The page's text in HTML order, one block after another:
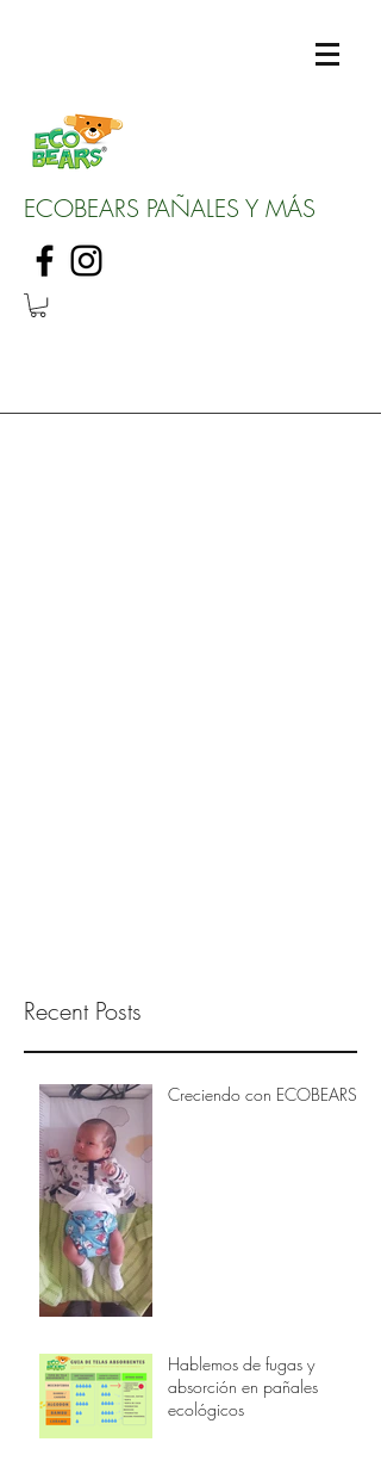
ECOBEARS PAÑALES Y MÁS
Recent Posts
Creciendo con ECOBEARS
Hablemos de fugas y
absorción en pañales
ecológicos